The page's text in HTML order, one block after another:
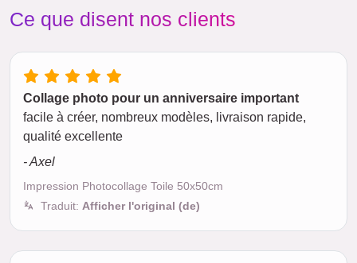
Ce que disent nos clients
Collage photo pour un anniversaire important
facile à créer, nombreux modèles, livraison rapide,
qualité excellente
- Axel
Impression Photocollage Toile 50x50cm
Traduit: Afficher l'original (de)